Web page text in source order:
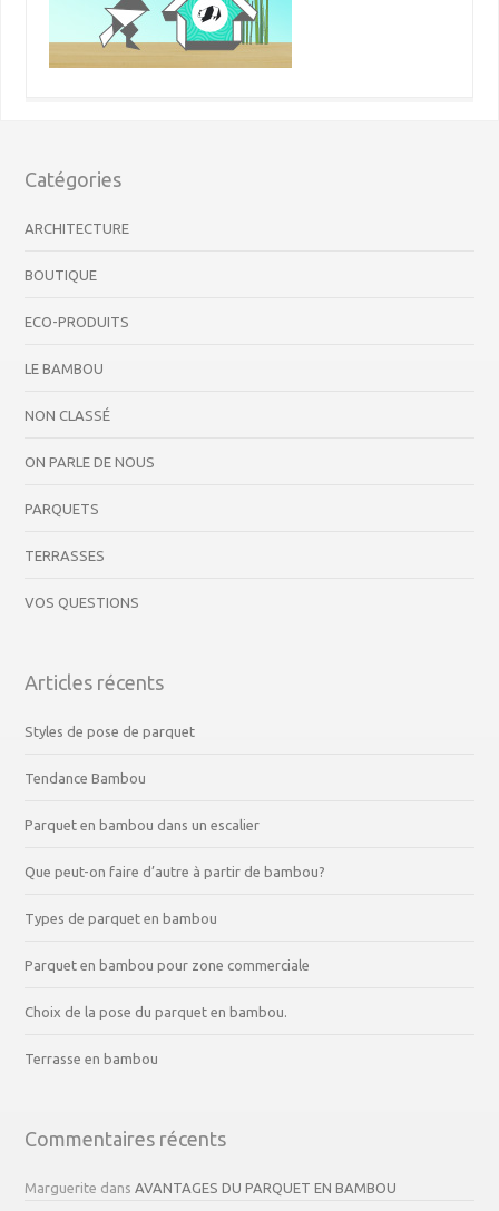
Catégories
ARCHITECTURE
BOUTIQUE
ECO-PRODUITS
LE BAMBOU
NON CLASSÉ
ON PARLE DE NOUS
PARQUETS
TERRASSES
VOS QUESTIONS
Articles récents
Styles de pose de parquet
Tendance Bambou
Parquet en bambou dans un escalier
Que peut-on faire d’autre à partir de bambou?
Types de parquet en bambou
Parquet en bambou pour zone commerciale
Choix de la pose du parquet en bambou.
Terrasse en bambou
Commentaires récents
Marguerite dans AVANTAGES DU PARQUET EN BAMBOU